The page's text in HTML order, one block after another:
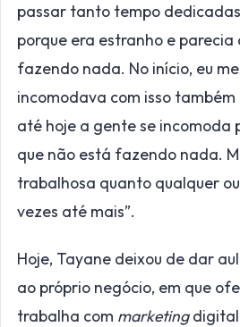
passar tanto tempo
porque era estranho e
fazendo nada. No início, eu
incomodava com isso também
até hoje a gente se incomoda
que não está fazendo nada.
trabalhosa quanto qualquer
vezes até mais”.
Hoje, Tayane deixou de dar
ao próprio negócio, em que
trabalha com marketing